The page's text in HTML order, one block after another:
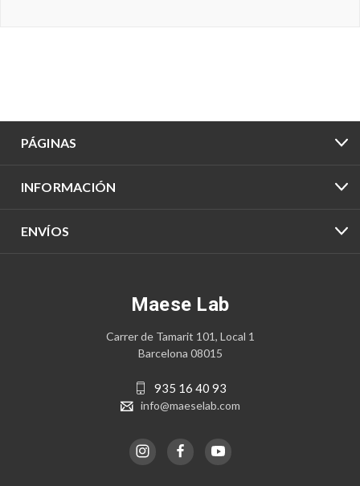
PÁGINAS
INFORMACIÓN
ENVÍOS
Maese Lab
Carrer de Tamarit 101, Local 1
Barcelona 08015
935 16 40 93
info@maeselab.com